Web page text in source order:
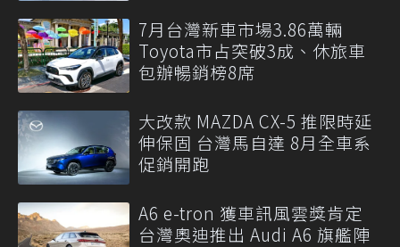
7月台灣新車市場3.86萬輛
Toyota市占突破3成、休旅車
包辦暢銷榜8席
大改款 MAZDA CX-5 推限時延
伸保固 台灣馬自達 8月全車系
促銷開跑
A6 e-tron 獲車訊風雲獎肯定
台灣奧迪推出 Audi A6 旗艦陣